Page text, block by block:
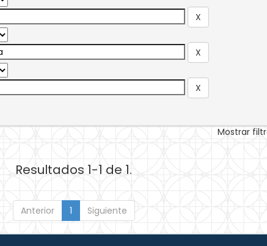
Mostrar
Resultados 1-1 de 1.
Anterior 1 Siguiente